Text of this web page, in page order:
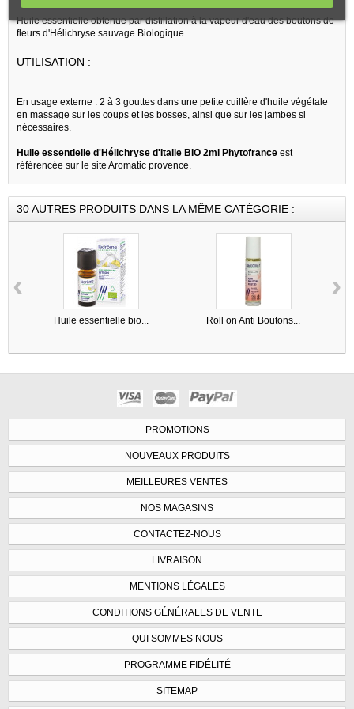
Huile essentielle obtenue par distillation à la vapeur d'eau des boutons de
fleurs d'Hélichryse sauvage Biologique.
UTILISATION :
En usage externe : 2 à 3 gouttes dans une petite cuillère d'huile végétale
en massage sur les coups et les bosses, ainsi que sur les jambes si
nécessaires.
Huile essentielle d'Hélichryse d'Italie BIO 2ml Phytofrance est
référencée sur le site Aromatic provence.
30 AUTRES PRODUITS DANS LA MÊME CATÉGORIE :
Huile essentielle bio... Roll on Anti Boutons...
‹ ›
PROMOTIONS
NOUVEAUX PRODUITS
MEILLEURES VENTES
NOS MAGASINS
CONTACTEZ-NOUS
LIVRAISON
MENTIONS LÉGALES
CONDITIONS GÉNÉRALES DE VENTE
QUI SOMMES NOUS
PROGRAMME FIDÉLITÉ
SITEMAP